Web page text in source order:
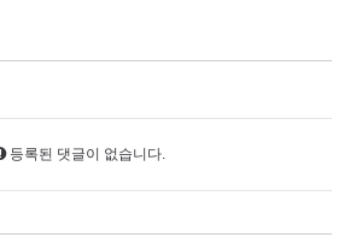
등록된 댓글이 없습니다.